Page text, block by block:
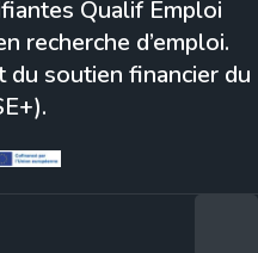
Qualif Emploi
recherche d’emploi.
soutien financier du